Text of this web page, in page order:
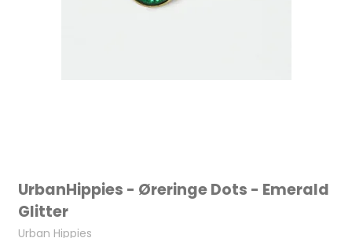
UrbanHippies - Øreringe Dots - Emerald
Glitter
Urban Hippies